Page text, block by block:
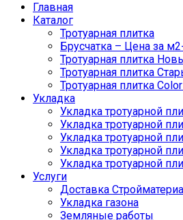
Главная
Каталог
Тротуарная плитка
Брусчатка – Цена за
Тротуарная плитка
Тротуарная плитка
Тротуарная плитка
Укладка
Укладка тротуарной
Укладка тротуарной
Укладка тротуарной
Укладка тротуарной
Укладка тротуарной
Услуги
Доставка
Укладка газона
Земляные работы